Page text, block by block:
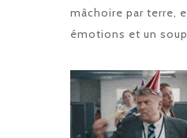
mâchoire par terre,
émotions et un